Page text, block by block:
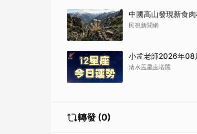
中國高山發現新食
民視新聞網
小孟老師2026年
清水孟星座塔羅
轉發 (0)